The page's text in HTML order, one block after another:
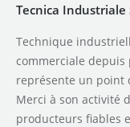
Tecnica Industriale
Technique
commerciale
représente un point
Merci à son activité
producteurs fiables